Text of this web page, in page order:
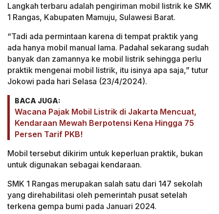
Langkah terbaru adalah pengiriman mobil listrik ke SMK
1 Rangas, Kabupaten Mamuju, Sulawesi Barat.
“Tadi ada permintaan karena di tempat praktik yang
ada hanya mobil manual lama. Padahal sekarang sudah
banyak dan zamannya ke mobil listrik sehingga perlu
praktik mengenai mobil listrik, itu isinya apa saja,” tutur
Jokowi pada hari Selasa (23/4/2024).
BACA JUGA:
Wacana Pajak Mobil Listrik di Jakarta Mencuat,
Kendaraan Mewah Berpotensi Kena Hingga 75
Persen Tarif PKB!
Mobil tersebut dikirim untuk keperluan praktik, bukan
untuk digunakan sebagai kendaraan.
SMK 1 Rangas merupakan salah satu dari 147 sekolah
yang direhabilitasi oleh pemerintah pusat setelah
terkena gempa bumi pada Januari 2024.